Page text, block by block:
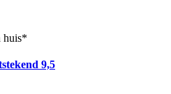
huis*
9,5